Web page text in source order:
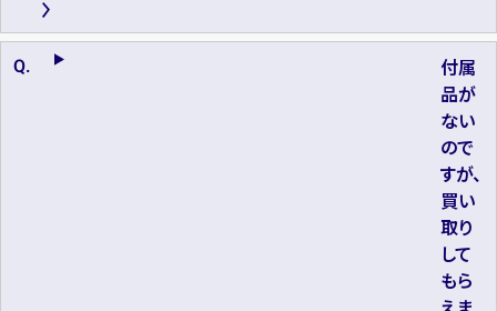
付属
品が
ない
ので
すが、
買い
取り
して
もら